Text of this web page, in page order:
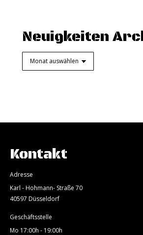
Neuigkeiten
Kontakt
Adresse
Karl - Hohmann- Straße 70
40597 Düsseldorf
Geschäftsstelle
Mo 17:00h - 19:00h